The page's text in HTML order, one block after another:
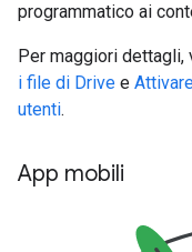
programmatico ai
Per maggiori dettagli,
i file di Drive e
utenti.
App mobili